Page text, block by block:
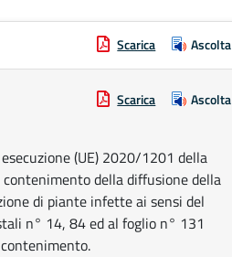
Scarica Ascolta
Scarica Ascolta
(UE) 2020/1201 della
della diffusione della
di piante infette ai sensi del
n° 14, 84 ed al foglio n° 131